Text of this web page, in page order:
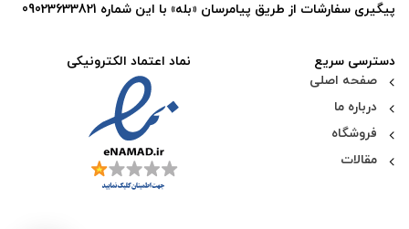
نماد اعتماد الکترونیکی
دسترسی سریع
صفحه اصلی
درباره ما
فروشگاه
مقالات
پیگیری سفارشات از طریق پیامرسان «بله» با این شماره 09023633821